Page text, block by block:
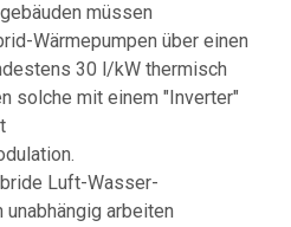
müssen
Wärmepumpen über einen
30 l/kW thermisch
solche mit einem "Inverter"
Luft-Wasser-
arbeiten